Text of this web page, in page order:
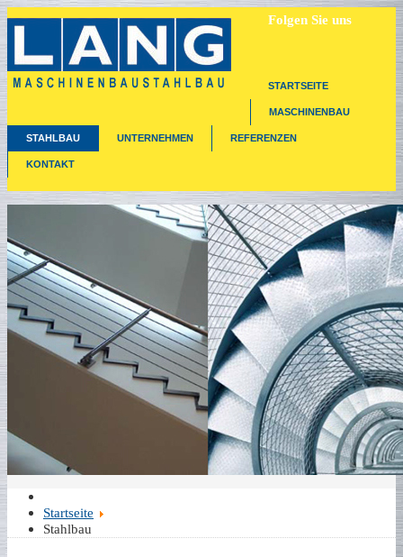
Folgen Sie uns
STARTSEITE
MASCHINENBAU
STAHLBAU UNTERNEHMEN REFERENZEN
KONTAKT
Startseite
Stahlbau